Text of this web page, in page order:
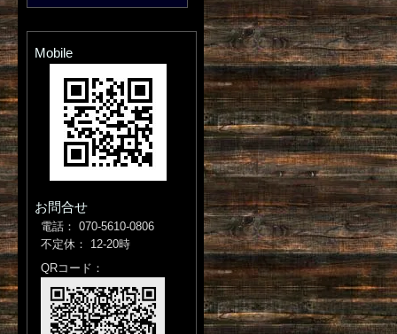
Mobile
お問合せ
電話： 070-5610-0806
不定休： 12-20時
QRコード：